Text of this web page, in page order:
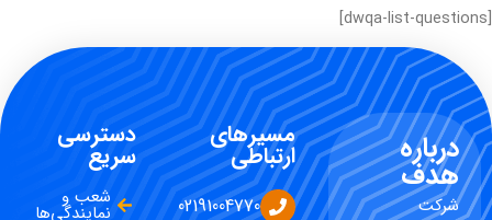
[dwqa-list-questions]
درباره
هدف
شرکت
مسیرهای
ارتباطی
02191004770
دسترسی
سریع
شعب و
نمایندگی‌ها